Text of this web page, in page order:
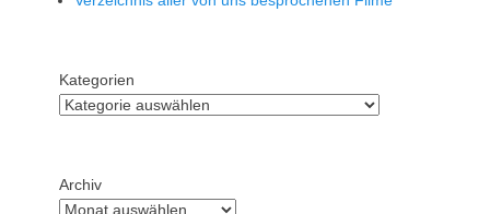
Kategorien
Archiv